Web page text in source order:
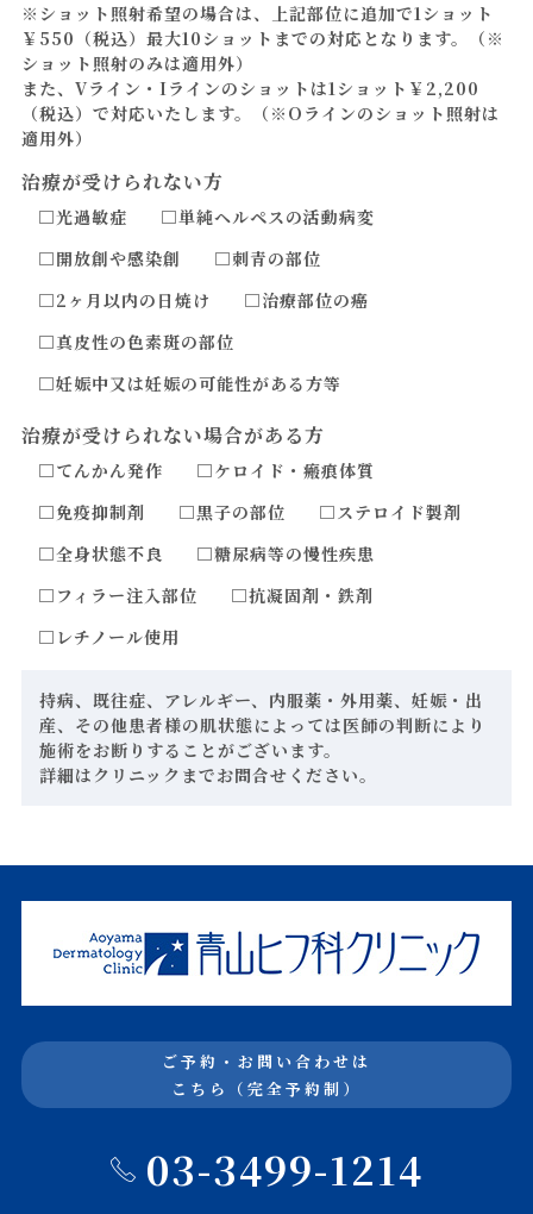
※ショット照射希望の場合は、上記部位に追加で1ショット
￥550（税込）最大10ショットまでの対応となります。（※
ショット照射のみは適用外）
また、Vライン・Iラインのショットは1ショット￥2,200
（税込）で対応いたします。（※Oラインのショット照射は
適用外）
治療が受けられない方
□光過敏症
□単純ヘルペスの活動病変
□開放創や感染創
□刺青の部位
□2ヶ月以内の日焼け
□治療部位の癌
□真皮性の色素斑の部位
□妊娠中又は妊娠の可能性がある方等
治療が受けられない場合がある方
□てんかん発作
□ケロイド・瘢痕体質
□免疫抑制剤
□黒子の部位
□ステロイド製剤
□全身状態不良
□糖尿病等の慢性疾患
□フィラー注入部位
□抗凝固剤・鉄剤
□レチノール使用
持病、既往症、アレルギー、内服薬・外用薬、妊娠・出
産、その他患者様の肌状態によっては医師の判断により
施術をお断りすることがございます。
詳細はクリニックまでお問合せください。
ご予約・お問い合わせは
こちら（完全予約制）
03-3499-1214